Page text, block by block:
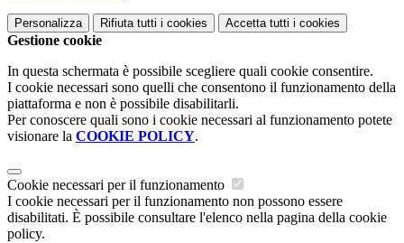
Personalizza Rifiuta tutti i cookies Accetta tutti i cookies
Gestione cookie
In questa schermata è possibile scegliere quali cookie consentire.
I cookie necessari sono quelli che consentono il funzionamento della
piattaforma e non è possibile disabilitarli.
Per conoscere quali sono i cookie necessari al funzionamento potete
visionare la COOKIE POLICY.
Cookie necessari per il funzionamento
I cookie necessari per il funzionamento non possono essere
disabilitati. È possibile consultare l'elenco nella pagina della cookie
policy.